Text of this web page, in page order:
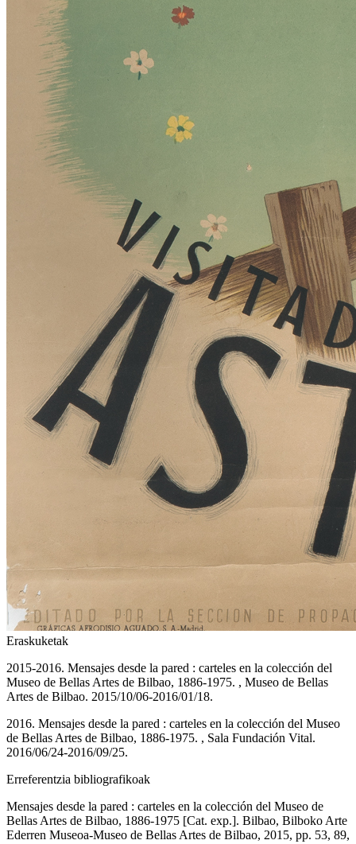
Eraskuketak
2015-2016. Mensajes desde la pared : carteles en la colección del
Museo de Bellas Artes de Bilbao, 1886-1975. , Museo de Bellas
Artes de Bilbao. 2015/10/06-2016/01/18.
2016. Mensajes desde la pared : carteles en la colección del Museo
de Bellas Artes de Bilbao, 1886-1975. , Sala Fundación Vital.
2016/06/24-2016/09/25.
Erreferentzia bibliografikoak
Mensajes desde la pared : carteles en la colección del Museo de
Bellas Artes de Bilbao, 1886-1975 [Cat. exp.]. Bilbao, Bilboko Arte
Ederren Museoa-Museo de Bellas Artes de Bilbao, 2015, pp. 53, 89,